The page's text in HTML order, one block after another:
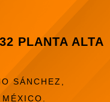
PLANTA ALTA
SÁNCHEZ,